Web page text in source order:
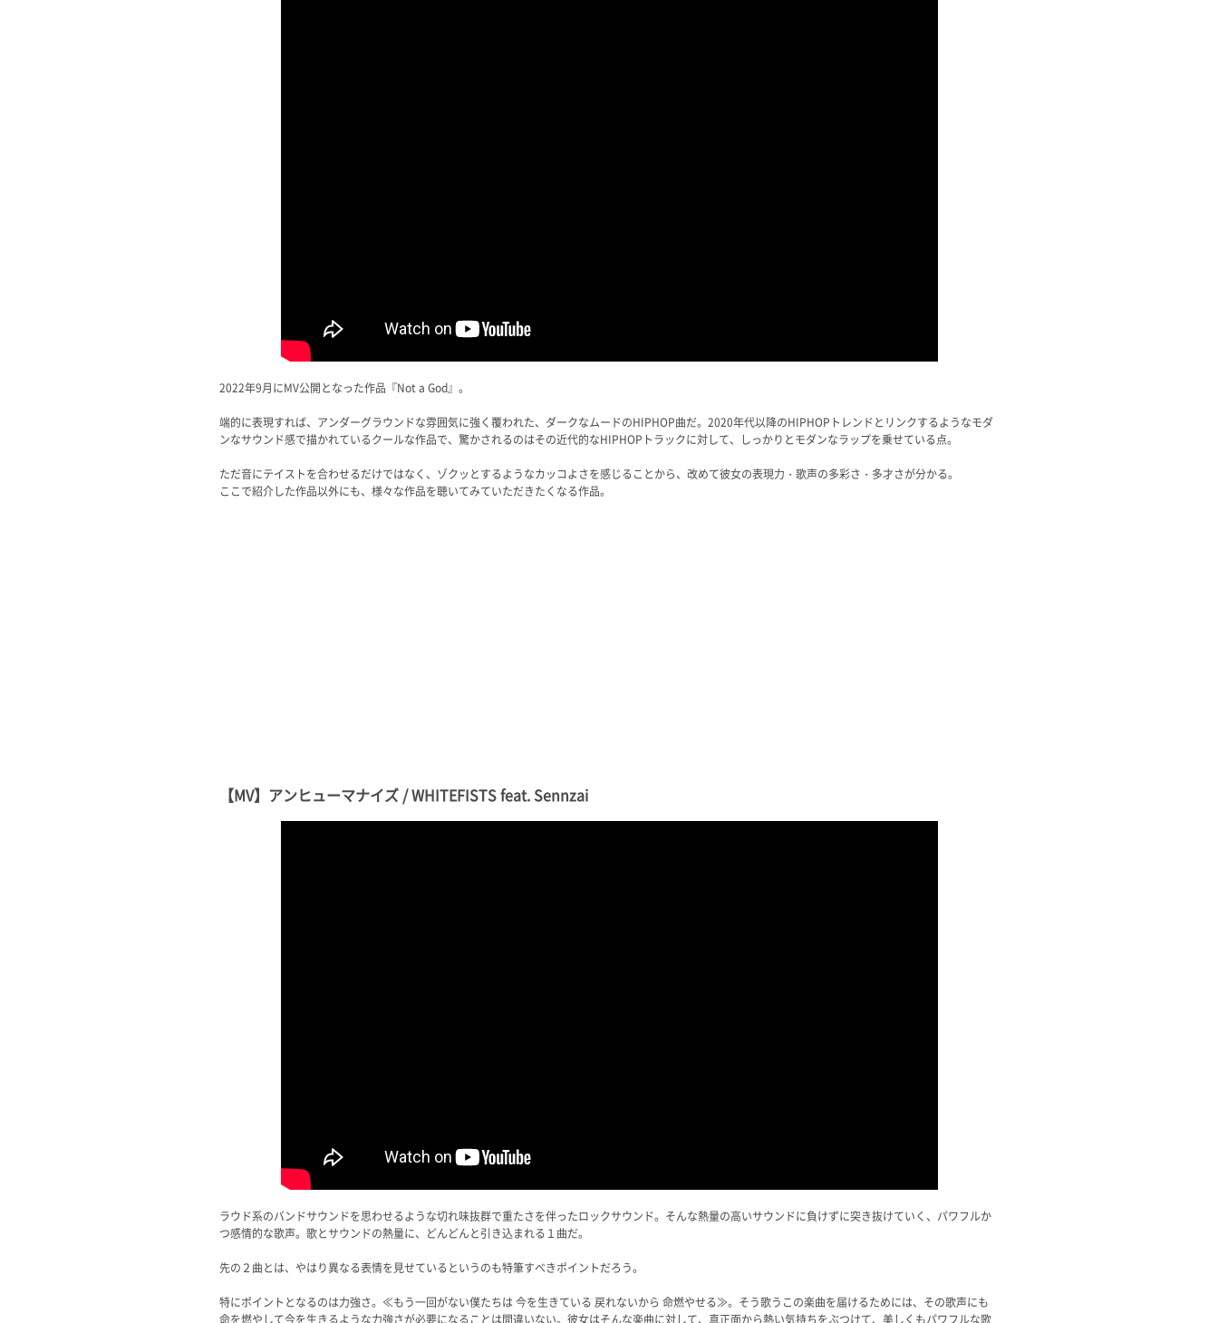
2022年9月にMV公開となった作品『Not a God』。
端的に表現すれば、アンダーグラウンドな雰囲気に強く覆われた、ダークなムードのHIPHOP曲だ。2020年代以降のHIPHOPトレンドとリンクするようなモダ
ンなサウンド感で描かれているクールな作品で、驚かされるのはその近代的なHIPHOPトラックに対して、しっかりとモダンなラップを乗せている点。
ただ音にテイストを合わせるだけではなく、ゾクッとするようなカッコよさを感じることから、改めて彼女の表現力・歌声の多彩さ・多才さが分かる。
ここで紹介した作品以外にも、様々な作品を聴いてみていただきたくなる作品。
【MV】アンヒューマナイズ / WHITEFISTS feat. Sennzai
ラウド系のバンドサウンドを思わせるような切れ味抜群で重たさを伴ったロックサウンド。そんな熱量の高いサウンドに負けずに突き抜けていく、パワフルか
つ感情的な歌声。歌とサウンドの熱量に、どんどんと引き込まれる１曲だ。
先の２曲とは、やはり異なる表情を見せているというのも特筆すべきポイントだろう。
特にポイントとなるのは力強さ。≪もう一回がない僕たちは 今を生きている 戻れないから 命燃やせる≫。そう歌うこの楽曲を届けるためには、その歌声にも
命を燃やして今を生きるような力強さが必要になることは間違いない。彼女はそんな楽曲に対して、真正面から熱い気持ちをぶつけて、美しくもパワフルな歌